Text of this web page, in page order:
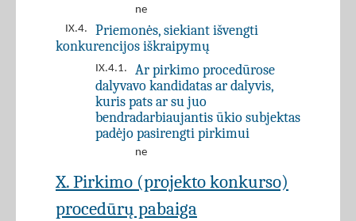
ne
IX.4.
Priemonės, siekiant išvengti
konkurencijos iškraipymų
IX.4.1.
Ar pirkimo procedūrose
dalyvavo kandidatas ar dalyvis,
kuris pats ar su juo
bendradarbiaujantis ūkio subjektas
padėjo pasirengti pirkimui
ne
X. Pirkimo (projekto konkurso)
procedūrų pabaiga